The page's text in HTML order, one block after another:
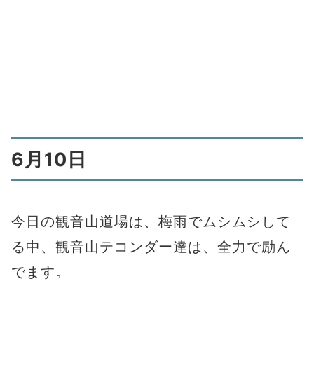
6月10日
今日の観音山道場は、梅雨でムシムシして
る中、観音山テコンダー達は、全力で励ん
でます。